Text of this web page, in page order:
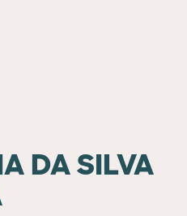
DA SILVA